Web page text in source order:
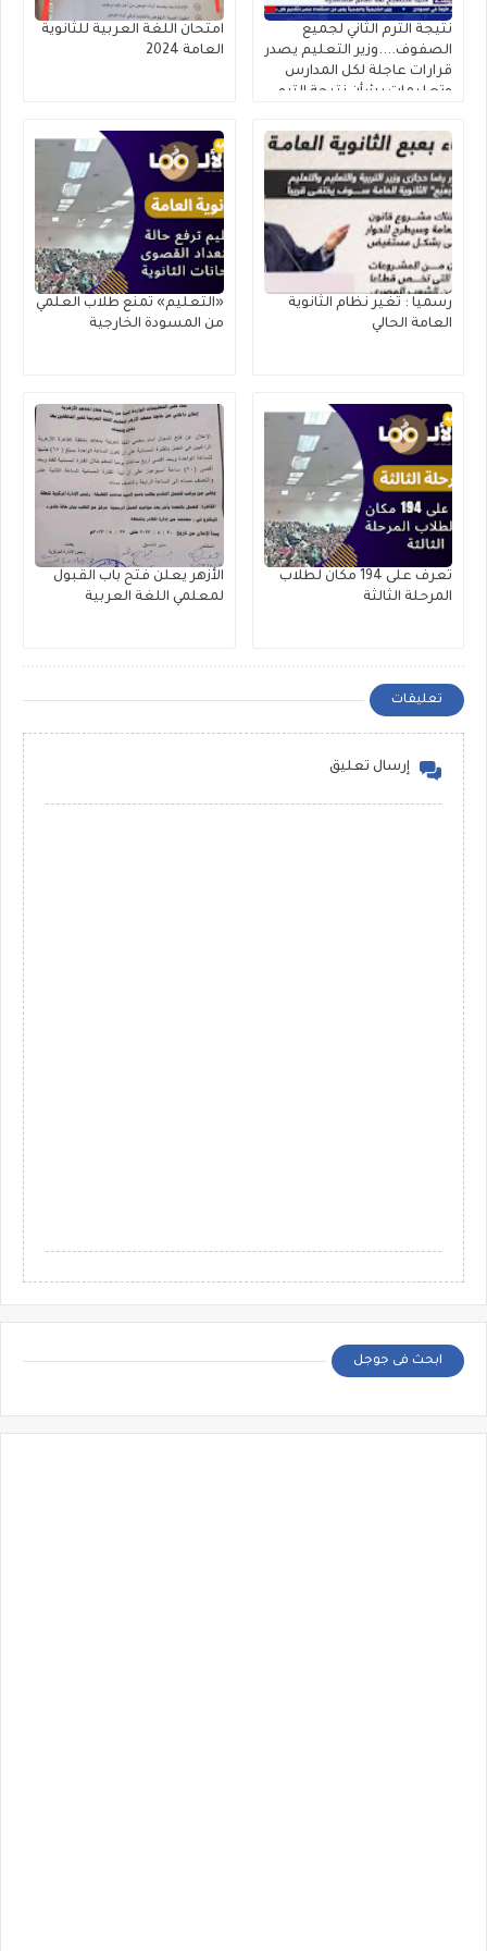
نتيجة الترم الثاني لجميع
الصفوف....وزير التعليم يصدر
قرارات عاجلة لكل المدارس
وتعليمات بشأن نتيجة الترم
امتحان اللغة العربية للثانوية
العامة 2024
رسميا : تغير نظام الثانوية
العامة الحالي
«التعليم» تمنع طلاب العلمي
من المسودة الخارجية
تعرف على 194 مكان لطلاب
المرحلة الثالثة
الأزهر يعلن فتح باب القبول
لمعلمي اللغة العربية
تعليقات
إرسال تعليق
ابحث فى جوجل